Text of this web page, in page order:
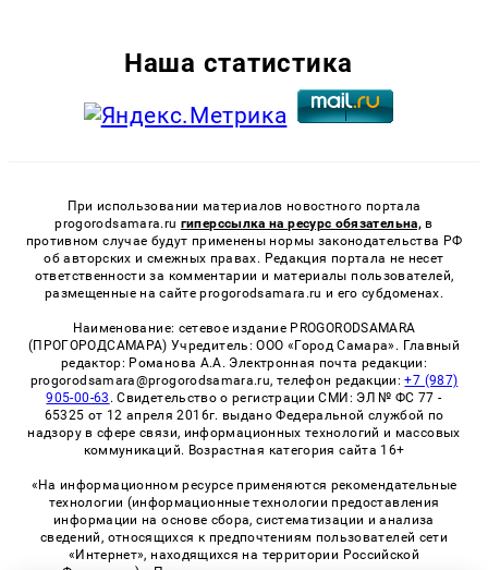
Наша статистика
При использовании материалов новостного портала
progorodsamara.ru гиперссылка на ресурс обязательна, в
противном случае будут применены нормы законодательства РФ
об авторских и смежных правах. Редакция портала не несет
ответственности за комментарии и материалы пользователей,
размещенные на сайте progorodsamara.ru и его субдоменах.
Наименование: сетевое издание PROGORODSAMARA
(ПРОГОРОДСАМАРА) Учредитель: ООО «Город Самара». Главный
редактор: Романова А.А. Электронная почта редакции:
progorodsamara@progorodsamara.ru, телефон редакции:+7 (987)
905-00-63 . Свидетельство о регистрации СМИ: ЭЛ № ФС 77 -
65325 от 12 апреля 2016г. выдано Федеральной службой по
надзору в сфере связи, информационных технологий и массовых
коммуникаций. Возрастная категория сайта 16+
«На информационном ресурсе применяются рекомендательные
технологии (информационные технологии предоставления
информации на основе сбора, систематизации и анализа
сведений, относящихся к предпочтениям пользователей сети
«Интернет», находящихся на территории Российской